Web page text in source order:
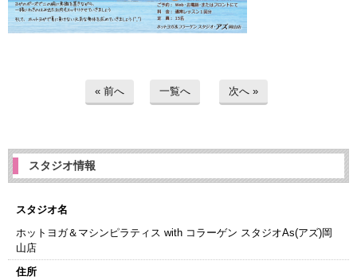
« 前へ 一覧へ 次へ »
スタジオ情報
スタジオ名
ホットヨガ＆マシンピラティス with コラーゲン スタジオAs(アズ)岡
山店
住所